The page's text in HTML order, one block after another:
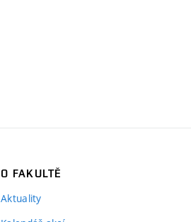
O FAKULTĚ
Aktuality